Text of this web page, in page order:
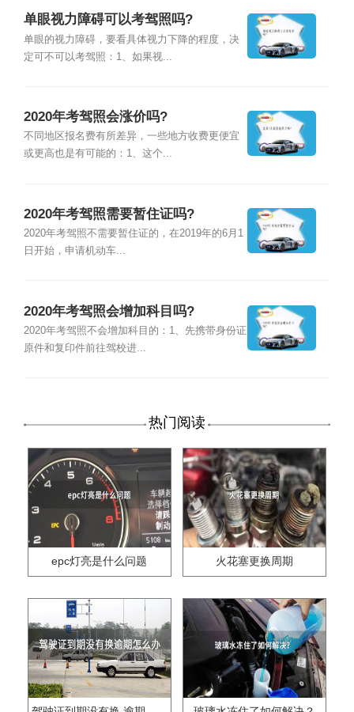
单眼视力障碍可以考驾照吗?
单眼的视力障碍，要看具体视力下降的程度，决
定可不可以考驾照：1、如果视...
2020年考驾照会涨价吗?
不同地区报名费有所差异，一些地方收费更便宜
或更高也是有可能的：1、这个...
2020年考驾照需要暂住证吗?
2020年考驾照不需要暂住证的，在2019年的6月1
日开始，申请机动车...
2020年考驾照会增加科目吗?
2020年考驾照不会增加科目的：1、先携带身份证
原件和复印件前往驾校进...
热门阅读
epc灯亮是什么问题 火花塞更换周期